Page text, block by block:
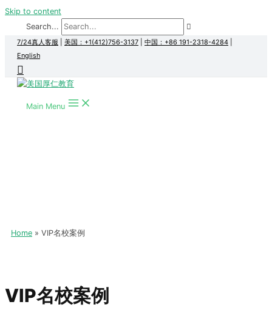
Skip to content
Search...
7/24真人客服 美国：+1(412)756-3137 中国：+86 191-2318-4284
English
Main Menu
Home VIP名校案例
VIP名校案例